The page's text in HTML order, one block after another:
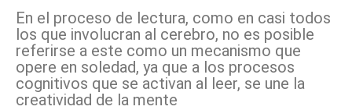
En el proceso de lectura, como en casi todos
los que involucran al cerebro, no es posible
referirse a este como un mecanismo que
opere en soledad, ya que a los procesos
cognitivos que se activan al leer, se une la
creatividad de la mente